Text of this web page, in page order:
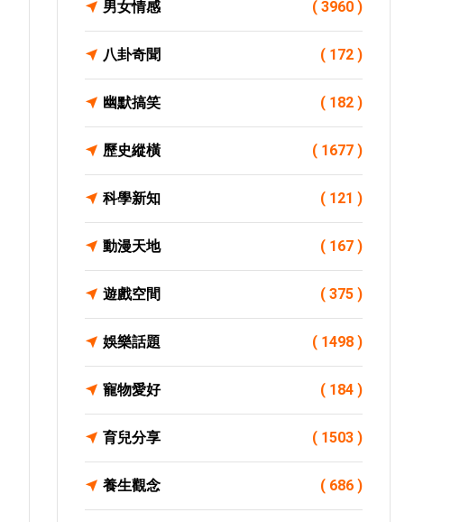
男女情感 ( 3960 )
八卦奇聞 ( 172 )
幽默搞笑 ( 182 )
歷史縱橫 ( 1677 )
科學新知 ( 121 )
動漫天地 ( 167 )
遊戲空間 ( 375 )
娛樂話題 ( 1498 )
寵物愛好 ( 184 )
育兒分享 ( 1503 )
養生觀念 ( 686 )